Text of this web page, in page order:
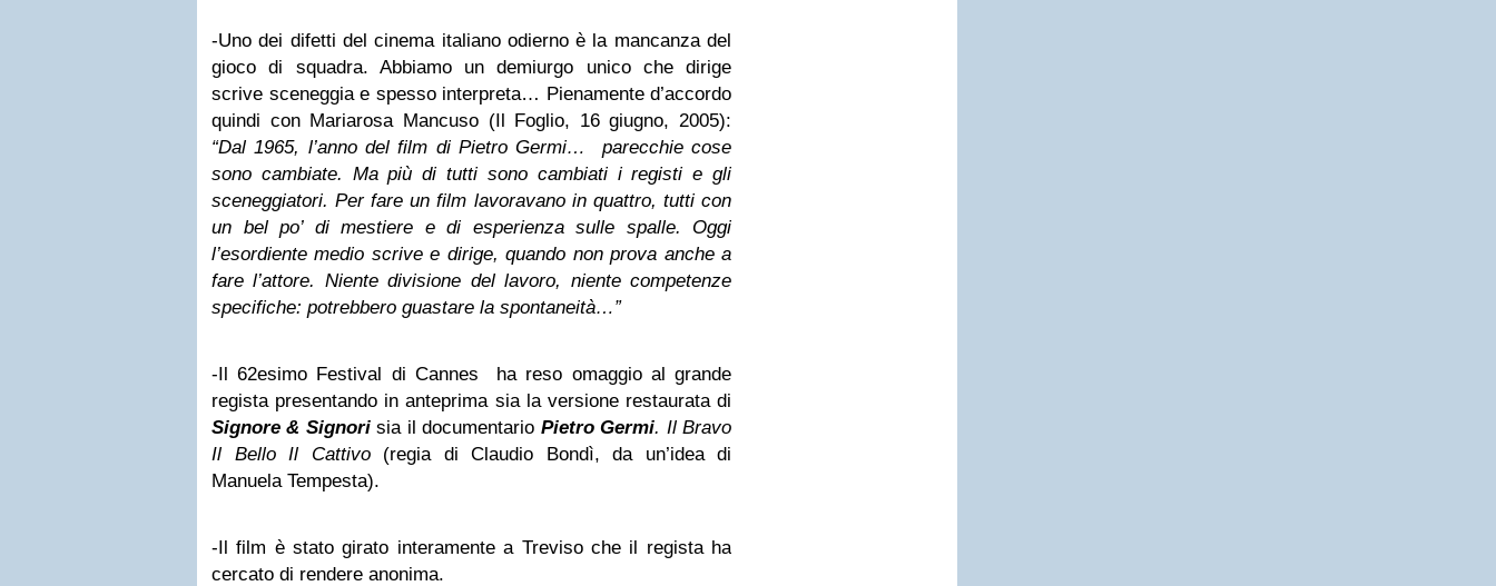
-Uno dei difetti del cinema italiano odierno è la mancanza del
gioco di squadra. Abbiamo un demiurgo unico che dirige
scrive sceneggia e spesso interpreta… Pienamente d’accordo
quindi con Mariarosa Mancuso (Il Foglio, 16 giugno, 2005):
“Dal 1965, l’anno del film di Pietro Germi… parecchie cose
sono cambiate. Ma più di tutti sono cambiati i registi e gli
sceneggiatori. Per fare un film lavoravano in quattro, tutti con
un bel po’ di mestiere e di esperienza sulle spalle. Oggi
l’esordiente medio scrive e dirige, quando non prova anche a
fare l’attore. Niente divisione del lavoro, niente competenze
specifiche: potrebbero guastare la spontaneità…”
-Il 62esimo Festival di Cannes ha reso omaggio al grande
regista presentando in anteprima sia la versione restaurata di
Signore & Signorisia il documentario Pietro Germi. Il Bravo
Il Bello Il Cattivo (regia di Claudio Bondì, da un’idea di
Manuela Tempesta).
-Il film è stato girato interamente a Treviso che il regista ha
cercato di rendere anonima.